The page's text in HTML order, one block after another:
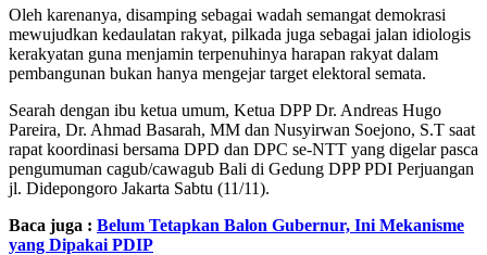
Oleh karenanya, disamping sebagai wadah semangat demokrasi
mewujudkan kedaulatan rakyat, pilkada juga sebagai jalan idiologis
kerakyatan guna menjamin terpenuhinya harapan rakyat dalam
pembangunan bukan hanya mengejar target elektoral semata.
Searah dengan ibu ketua umum, Ketua DPP Dr. Andreas Hugo
Pareira, Dr. Ahmad Basarah, MM dan Nusyirwan Soejono, S.T saat
rapat koordinasi bersama DPD dan DPC se-NTT yang digelar pasca
pengumuman cagub/cawagub Bali di Gedung DPP PDI Perjuangan
jl. Didepongoro Jakarta Sabtu (11/11).
Baca juga : Belum Tetapkan Balon Gubernur, Ini Mekanisme
yang Dipakai PDIP